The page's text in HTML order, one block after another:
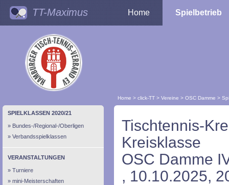
TT-Maximus Home Spielbetrieb
Home > click-TT > Vereine > OSC Damme >
SPIELKLASSEN 2020/21
Bundes-/Regional-/Oberligen
Verbandsspielklassen
VERANSTALTUNGEN
Turniere
mini-Meisterschaften
Tischtennis-
Kreisklasse
OSC Damme
, 10.10.2025,